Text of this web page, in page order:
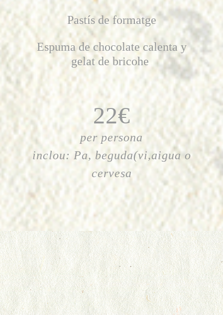
Pastís de formatge
Espuma de chocolate calenta y
gelat de bricohe
22€
per persona
inclou: Pa, beguda(vi,aigua o
cervesa